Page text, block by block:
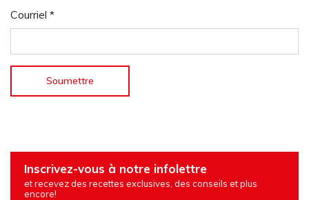
Courriel *
Inscrivez-vous à notre infolettre
et recevez des recettes exclusives, des conseils et plus
encore!